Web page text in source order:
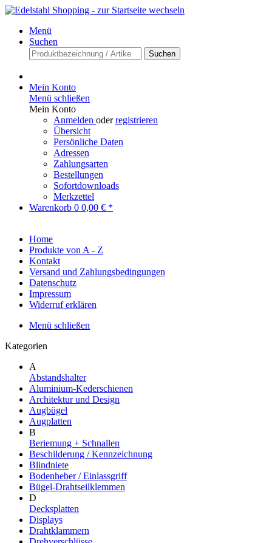
Menü
Suchen
Suchen
Mein Konto
Menü schließen
Mein Konto
Anmelden oderregistrieren
Übersicht
Persönliche Daten
Adressen
Zahlungsarten
Bestellungen
Sofortdownloads
Merkzettel
Warenkorb 0 0,00 € *
Home
Produkte von A - Z
Kontakt
Versand und Zahlungsbedingungen
Datenschutz
Impressum
Widerruf erklären
Menü schließen
Kategorien
A
Abstandshalter
Aluminium-Kederschienen
Architektur und Design
Augbügel
Augplatten
B
Beriemung + Schnallen
Beschilderung / Kennzeichnung
Blindniete
Bodenheber / Einlassgriff
Bügel-Drahtseilklemmen
D
Decksplatten
Displays
Drahtklammern